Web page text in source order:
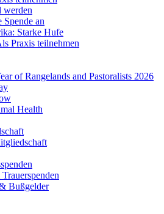
werden
Spende an
Starke Hufe
Praxis teilnehmen
of Rangelands and Pastoralists 2026
Health
Bußgelder